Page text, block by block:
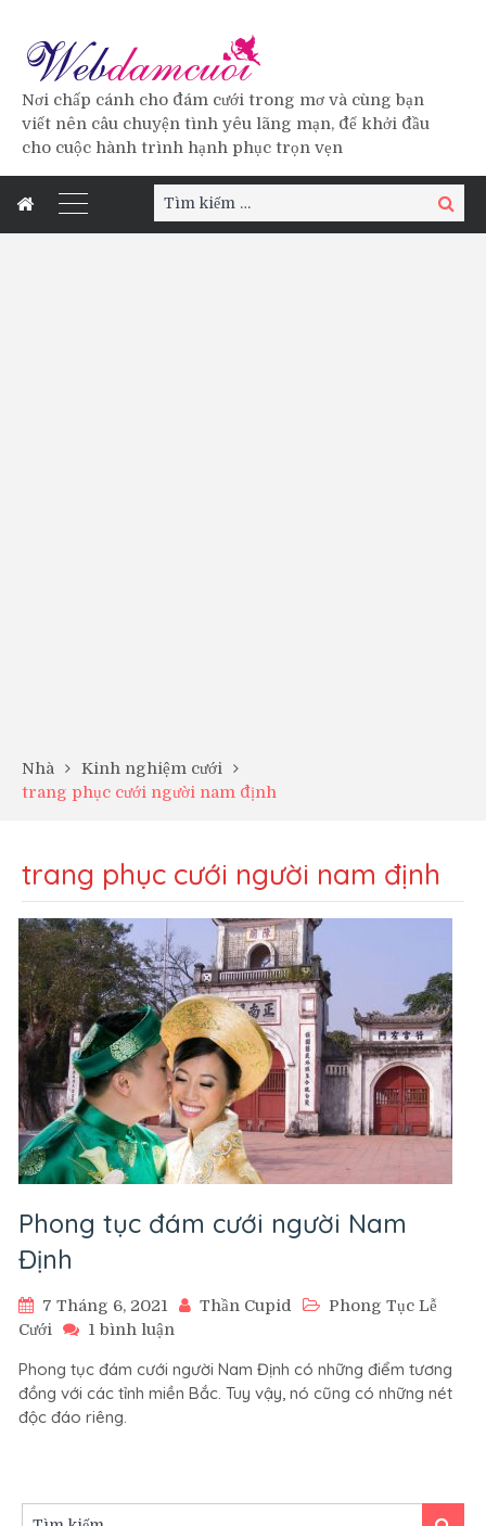
Nơi chấp cánh cho đám cưới trong mơ và cùng bạn
viết nên câu chuyện tình yêu lãng mạn, để khởi đầu
cho cuộc hành trình hạnh phục trọn vẹn
Tìm
kiếm:
Tìm
kiếm
Nhà
Kinh nghiệm cưới
trang phục cưới người nam định
trang phục cưới người nam định
Phong tục đám cưới người Nam
Định
7 Tháng 6, 2021 Thần Cupid
Phong Tục Lễ
Cưới
1 bình luận
tục
đám
Phong tục đám cưới người Nam Định có những điểm tương
đồng với các tỉnh miền Bắc. Tuy vậy, nó cũng có những nét
độc đáo riêng.
Tìm